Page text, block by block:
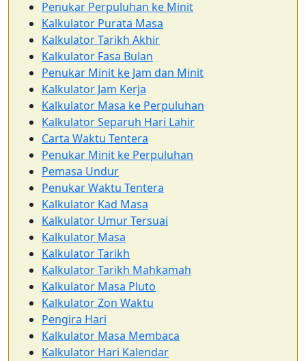
Penukar Perpuluhan ke Minit
Kalkulator Purata Masa
Kalkulator Tarikh Akhir
Kalkulator Fasa Bulan
Penukar Minit ke Jam dan Minit
Kalkulator Jam Kerja
Kalkulator Masa ke Perpuluhan
Kalkulator Separuh Hari Lahir
Carta Waktu Tentera
Penukar Minit ke Perpuluhan
Pemasa Undur
Penukar Waktu Tentera
Kalkulator Kad Masa
Kalkulator Umur Tersuai
Kalkulator Masa
Kalkulator Tarikh
Kalkulator Tarikh Mahkamah
Kalkulator Masa Pluto
Kalkulator Zon Waktu
Pengira Hari
Kalkulator Masa Membaca
Kalkulator Hari Kalendar